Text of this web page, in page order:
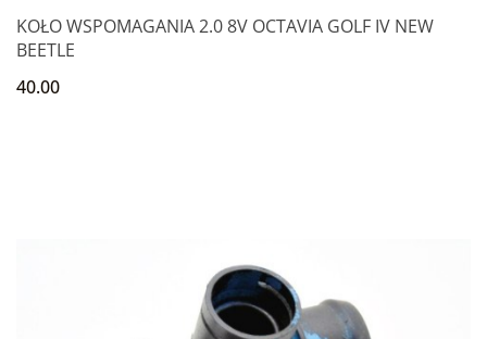
KOŁO WSPOMAGANIA 2.0 8V OCTAVIA GOLF IV NEW
BEETLE
40.00